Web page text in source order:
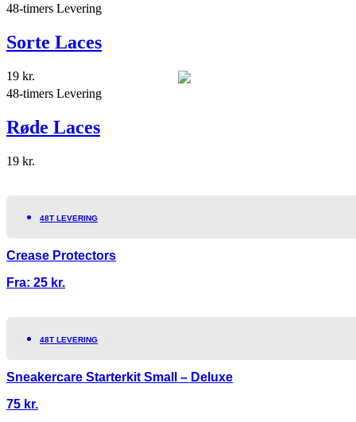
48-timers Levering
Sorte Laces
19 kr.
48-timers Levering
Røde Laces
19 kr.
48T LEVERING
Crease Protectors
Fra: 25 kr.
48T LEVERING
Sneakercare Starterkit Small – Deluxe
75 kr.